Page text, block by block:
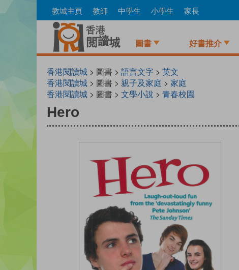
to
教城主頁 教師 中學生 小學生 家長
圖書 好書推介
香港閱讀城 > 圖書 > 語言文字 > 英文
香港閱讀城 > 圖書 > 親子及家庭 > 家庭
香港閱讀城 > 圖書 > 文學小說 > 青春校園
Hero